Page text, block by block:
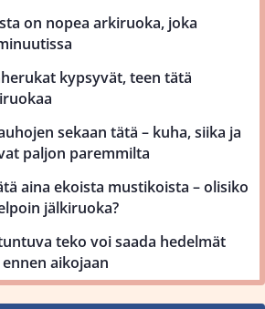
on nopea arkiruoka, joka
kypsyvät, teen tätä
sekaan tätä – kuha, siika ja
paljon paremmilta
aina ekoista mustikoista – olisiko
jälkiruoka?
teko voi saada hedelmät
aikojaan